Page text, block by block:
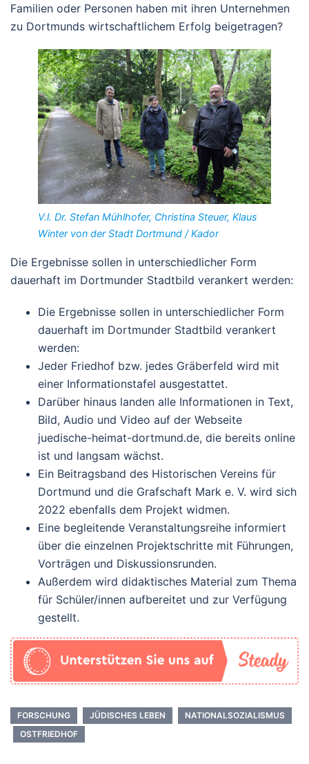
Familien oder Personen haben mit ihren Unternehmen
zu Dortmunds wirtschaftlichem Erfolg beigetragen?
V.l. Dr. Stefan Mühlhofer, Christina Steuer, Klaus
Winter von der Stadt Dortmund / Kador
Die Ergebnisse sollen in unterschiedlicher Form
dauerhaft im Dortmunder Stadtbild verankert werden:
Die Ergebnisse sollen in unterschiedlicher Form
dauerhaft im Dortmunder Stadtbild verankert
werden:
Jeder Friedhof bzw. jedes Gräberfeld wird mit
einer Informationstafel ausgestattet.
Darüber hinaus landen alle Informationen in Text,
Bild, Audio und Video auf der Webseite
juedische-heimat-dortmund.de, die bereits online
ist und langsam wächst.
Ein Beitragsband des Historischen Vereins für
Dortmund und die Grafschaft Mark e. V. wird sich
2022 ebenfalls dem Projekt widmen.
Eine begleitende Veranstaltungsreihe informiert
über die einzelnen Projektschritte mit Führungen,
Vorträgen und Diskussionsrunden.
Außerdem wird didaktisches Material zum Thema
für Schüler/innen aufbereitet und zur Verfügung
gestellt.
FORSCHUNG JÜDISCHES LEBEN
NATIONALSOZIALISMUS
OSTFRIEDHOF